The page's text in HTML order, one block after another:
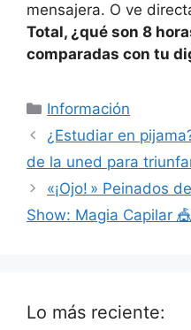
mensajera. O ve
Total, ¿qué son 8
comparadas con tu
Categorías
Información
¿Estudiar en
de la uned para
«¡Ojo! » Peinados
Show: Magia Capilar
Lo más reciente: